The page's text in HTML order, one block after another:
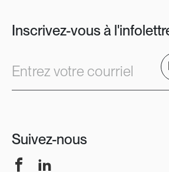
Inscrivez-vous à
Entrez votre courriel
Suivez-nous
FacebookLinkedIn